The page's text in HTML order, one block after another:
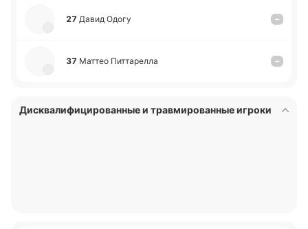
27 Давид Одогу –
37 Маттео Пи­тта­ре­лла –
Дисквалифицированные и травмированные игроки